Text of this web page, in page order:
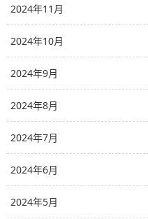
2024年11月
2024年10月
2024年9月
2024年8月
2024年7月
2024年6月
2024年5月